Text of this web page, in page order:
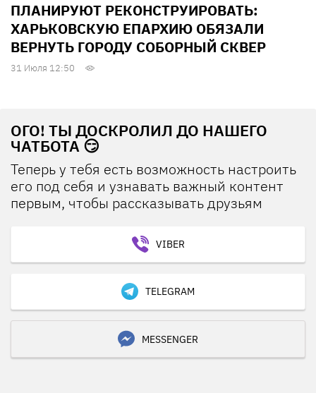
ПЛАНИРУЮТ РЕКОНСТРУИРОВАТЬ:
ХАРЬКОВСКУЮ ЕПАРХИЮ ОБЯЗАЛИ
ВЕРНУТЬ ГОРОДУ СОБОРНЫЙ СКВЕР
31 Июля 12:50
ОГО! ТЫ ДОСКРОЛИЛ ДО НАШЕГО
ЧАТБОТА 😏
Теперь у тебя есть возможность настроить
его под себя и узнавать важный контент
первым, чтобы рассказывать друзьям
VIBER
TELEGRAM
MESSENGER